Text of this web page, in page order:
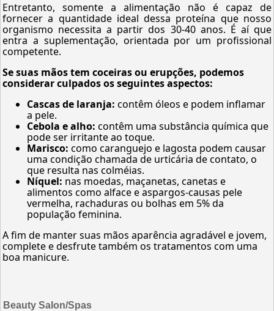
Entretanto, somente a alimentação não é capaz de
fornecer a quantidade ideal dessa proteína que nosso
organismo necessita a partir dos 30-40 anos. É aí que
entra a suplementação, orientada por um profissional
competente.
Se suas mãos tem coceiras ou erupções, podemos
considerar culpados os seguintes aspectos:
Cascas de laranja: contêm óleos e podem inflamar
a pele.
Cebola e alho: contêm uma substância química que
pode ser irritante ao toque.
Marisco: como caranguejo e lagosta podem causar
uma condição chamada de urticária de contato, o
que resulta nas colméias.
Níquel: nas moedas, maçanetas, canetas e
alimentos como alface e aspargos-causas pele
vermelha, rachaduras ou bolhas em 5% da
população feminina.
A fim de manter suas mãos aparência agradável e jovem,
complete e desfrute também os tratamentos com uma
boa manicure.
Beauty Salon/Spas